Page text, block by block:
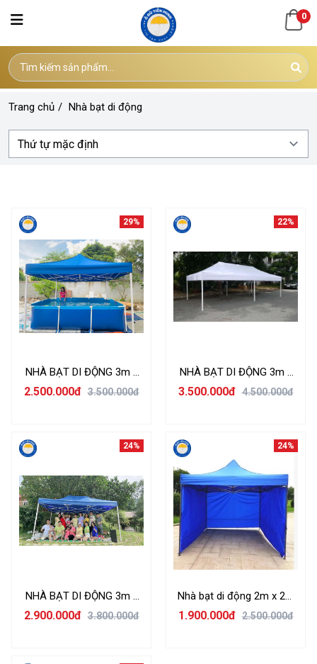
0
Trang chủ / Nhà bạt di động
NHÀ BẠT DI ĐỘNG 3m x
3m
2.500.000đ 3.500.000đ
29%
NHÀ BẠT DI ĐỘNG 3m x
6m
3.500.000đ 4.500.000đ
22%
NHÀ BẠT DI ĐỘNG 3m x
4,5m
2.900.000đ 3.800.000đ
24%
Nhà bạt di động 2m x 2m
Nhập khẩu
1.900.000đ 2.500.000đ
24%